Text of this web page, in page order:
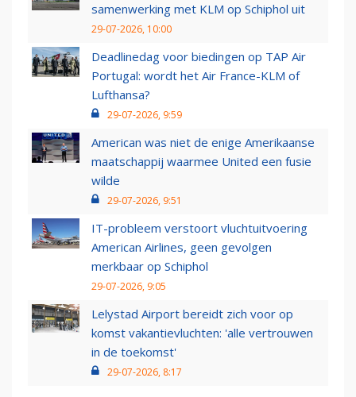
samenwerking met KLM op Schiphol uit
29-07-2026, 10:00
Deadlinedag voor biedingen op TAP Air
Portugal: wordt het Air France-KLM of
Lufthansa?
29-07-2026, 9:59
American was niet de enige Amerikaanse
maatschappij waarmee United een fusie
wilde
29-07-2026, 9:51
IT-probleem verstoort vluchtuitvoering
American Airlines, geen gevolgen
merkbaar op Schiphol
29-07-2026, 9:05
Lelystad Airport bereidt zich voor op
komst vakantievluchten: 'alle vertrouwen
in de toekomst'
29-07-2026, 8:17